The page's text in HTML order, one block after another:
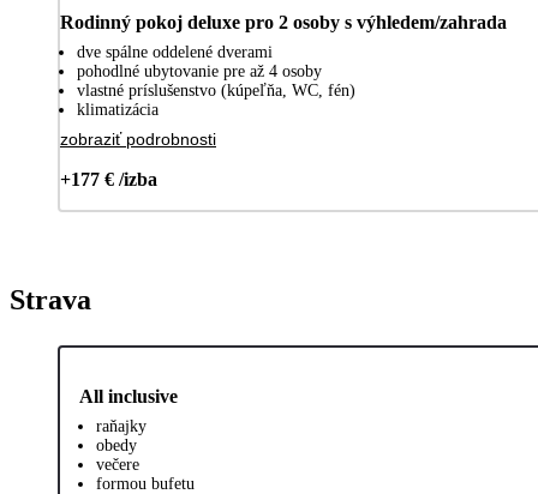
Rodinný pokoj deluxe pro 2 osoby s výhledem/zahrada
dve spálne oddelené dverami
pohodlné ubytovanie pre až 4 osoby
vlastné príslušenstvo (kúpeľňa, WC, fén)
klimatizácia
zobraziť podrobnosti
+177 € /izba
Strava
All inclusive
raňajky
obedy
večere
formou bufetu